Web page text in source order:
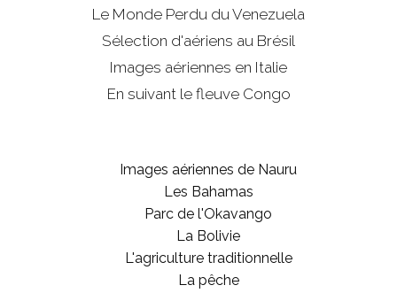
Le Monde Perdu du Venezuela
Sélection d'aériens au Brésil
Images aériennes en Italie
En suivant le fleuve Congo
Images aériennes de Nauru
Les Bahamas
Parc de l'Okavango
La Bolivie
L'agriculture traditionnelle
La pêche